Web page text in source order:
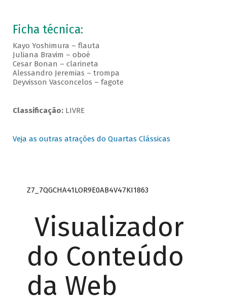
Ficha técnica:
Kayo Yoshimura – flauta
Juliana Bravim – oboé
Cesar Bonan – clarineta
Alessandro Jeremias – trompa
Deyvisson Vasconcelos – fagote
Classificação:LIVRE
Veja as outras atrações do Quartas Clássicas
Z7_7QGCHA41LOR9E0AB4V47KI1863
Visualizador
do Conteúdo
da Web